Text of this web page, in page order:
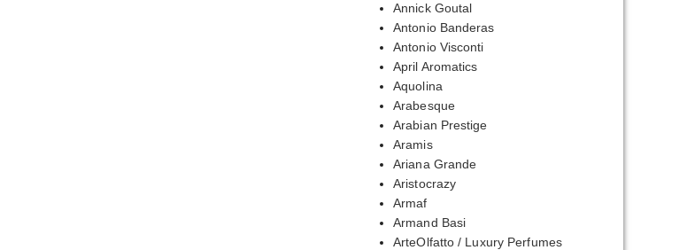
Annick Goutal
Antonio Banderas
Antonio Visconti
April Aromatics
Aquolina
Arabesque
Arabian Prestige
Aramis
Ariana Grande
Aristocrazy
Armaf
Armand Basi
ArteOlfatto / Luxury Perfumes